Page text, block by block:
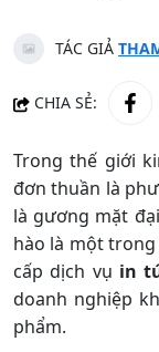
TÁC GIẢ
CHIA SẺ:
Trong thế giới
đơn thuần là
là gương mặt
hào là một
cấp dịch vụ in
doanh nghiệp
phẩm.